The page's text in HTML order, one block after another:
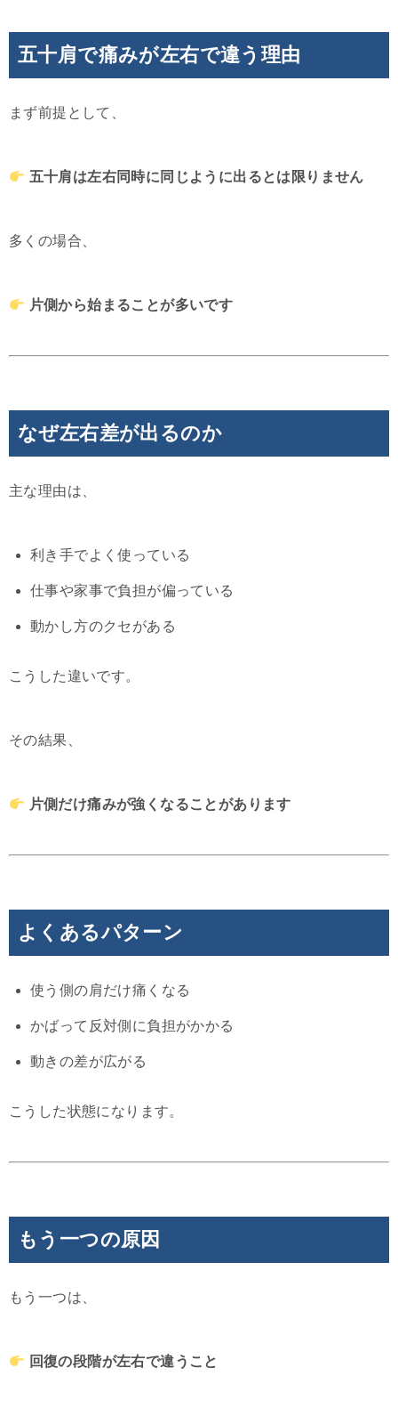
五十肩で痛みが左右で違う理由
まず前提として、
五十肩は左右同時に同じように出るとは限りません
多くの場合、
片側から始まることが多いです
なぜ左右差が出るのか
主な理由は、
利き手でよく使っている
仕事や家事で負担が偏っている
動かし方のクセがある
こうした違いです。
その結果、
片側だけ痛みが強くなることがあります
よくあるパターン
使う側の肩だけ痛くなる
かばって反対側に負担がかかる
動きの差が広がる
こうした状態になります。
もう一つの原因
もう一つは、
回復の段階が左右で違うこと